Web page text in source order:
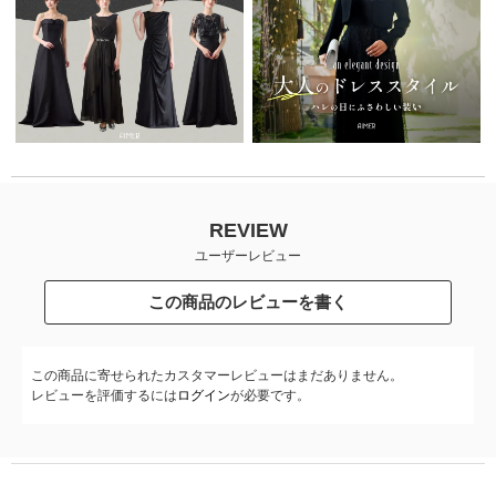
REVIEW
ユーザーレビュー
この商品のレビューを書く
この商品に寄せられたカスタマーレビューはまだありません。
レビューを評価するには ログインが必要です。